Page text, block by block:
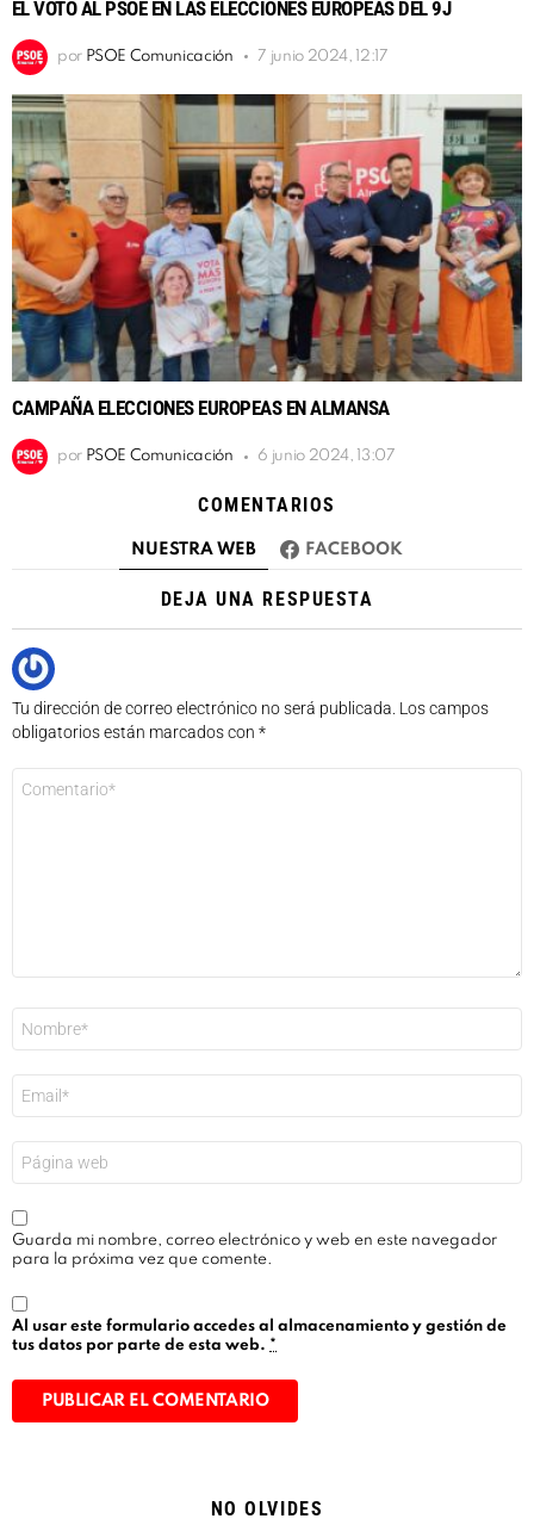
EL VOTO AL PSOE EN LAS ELECCIONES EUROPEAS DEL 9J
por PSOE Comunicación 7 junio 2024, 12:17
CAMPAÑA ELECCIONES EUROPEAS EN ALMANSA
por PSOE Comunicación 6 junio 2024, 13:07
COMENTARIOS
NUESTRA WEB FACEBOOK
DEJA UNA RESPUESTA
Tu dirección de correo electrónico no será publicada. Los campos
obligatorios están marcados con *
electrónico
*
Guarda mi nombre, correo electrónico y web en este navegador
para la próxima vez que comente.
Al usar este formulario accedes al almacenamiento y gestión de
tus datos por parte de esta web. *
NO OLVIDES